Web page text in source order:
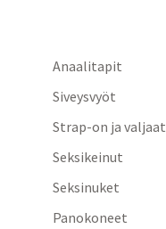
Anaalitapit
Siveysvyöt
Strap-on ja valjaat
Seksikeinut
Seksinuket
Panokoneet